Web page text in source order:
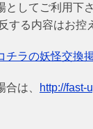
としてご利用下
する内容はお控
チラの妖怪交換
は、
http://fast-